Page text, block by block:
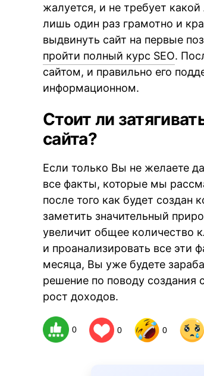
жалуется, и не требует
лишь один раз грамотно и
выдвинуть сайт на первые
пройти полный курс SEO.
сайтом, и правильно его
информационном.
Стоит ли
сайта?
Если только Вы не желаете
все факты, которые мы
после того как будет
заметить значительный
увеличит общее количество
и проанализировать все эти
месяца, Вы уже будете
решение по поводу создания
рост доходов.
0 0 0